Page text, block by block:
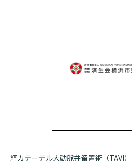
経カテーテル大動脈弁留置術（TAVI